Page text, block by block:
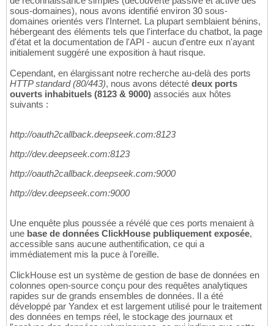
sous-domaines), nous avons identifié environ 30 sous-
domaines orientés vers l'Internet. La plupart semblaient bénins,
hébergeant des éléments tels que l'interface du chatbot, la page
d'état et la documentation de l'API - aucun d'entre eux n'ayant
initialement suggéré une exposition à haut risque.
Cependant, en élargissant notre recherche au-delà des ports
HTTP standard (80/443), nous avons détecté deux ports
ouverts inhabituels (8123 & 9000) associés aux hôtes
suivants :
http://oauth2callback.deepseek.com:8123
http://dev.deepseek.com:8123
http://oauth2callback.deepseek.com:9000
http://dev.deepseek.com:9000
Une enquête plus poussée a révélé que ces ports menaient à
une base de données ClickHouse publiquement exposée,
accessible sans aucune authentification, ce qui a
immédiatement mis la puce à l'oreille.
ClickHouse est un système de gestion de base de données en
colonnes open-source conçu pour des requêtes analytiques
rapides sur de grands ensembles de données. Il a été
développé par Yandex et est largement utilisé pour le traitement
des données en temps réel, le stockage des journaux et